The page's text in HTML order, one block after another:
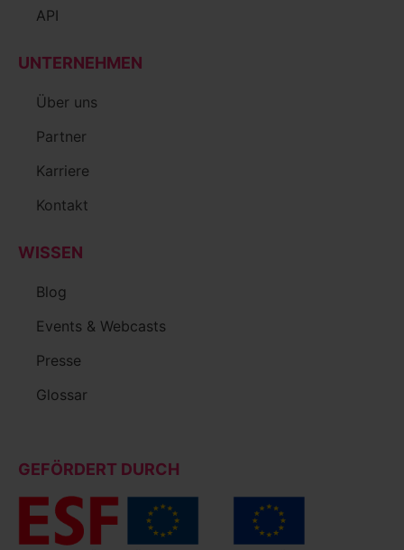
API
UNTERNEHMEN
Über uns
Partner
Karriere
Kontakt
WISSEN
Blog
Events & Webcasts
Presse
Glossar
GEFÖRDERT DURCH